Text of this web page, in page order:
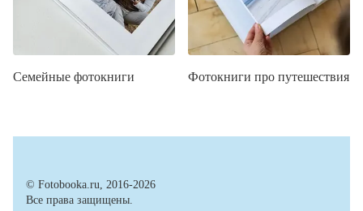
Семейные фотокниги Фотокниги про путешествия
© Fotobooka.ru, 2016-2026
Все права защищены.